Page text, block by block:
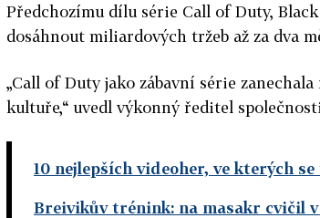
Předchozímu dílu série Call of Duty,
dosáhnout miliardových tržeb až za dva
„Call of Duty jako zábavní série
kultuře,“ uvedl výkonný ředitel
10 nejlepších videoher, ve kterých
Breivikův trénink: na masakr cvičil